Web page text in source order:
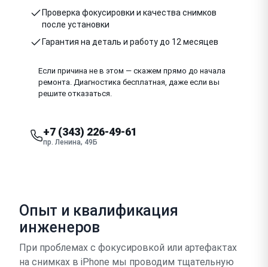
Проверка фокусировки и качества снимков
после установки
Гарантия на деталь и работу до 12 месяцев
Если причина не в этом — скажем прямо до начала
ремонта. Диагностика бесплатная, даже если вы
решите отказаться.
+7 (343) 226-49-61
пр. Ленина, 49Б
Опыт и квалификация
инженеров
При проблемах с фокусировкой или артефактах
на снимках в iPhone мы проводим тщательную